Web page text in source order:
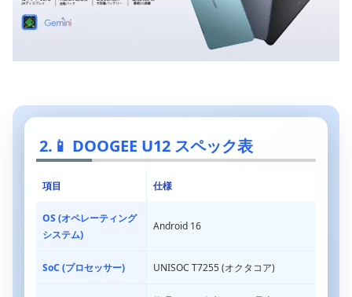
📱 DOOGEE U12 スペック表
項目 仕様
OS (オペレーティング
システム)
Android 16
SoC (プロセッサー) UNISOC T7255 (オクタコア)